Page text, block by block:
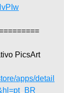
PicsArt
apps/detail